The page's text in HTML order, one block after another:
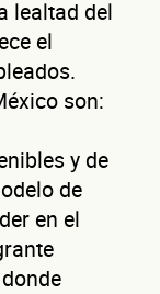
lealtad del
el
son:
y de
de
en el